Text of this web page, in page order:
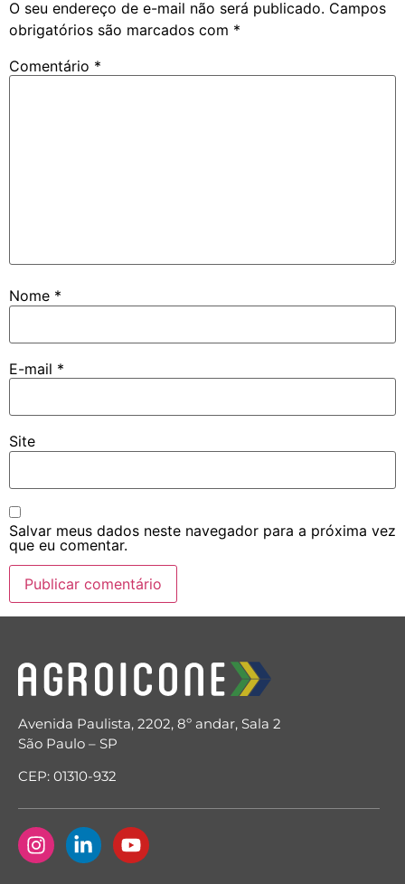
O seu endereço de e-mail não será publicado. Campos
obrigatórios são marcados com *
Comentário *
Nome *
E-mail *
Site
Salvar meus dados neste navegador para a próxima vez
que eu comentar.
Avenida Paulista, 2202, 8º andar, Sala 2
São Paulo – SP
CEP: 01310-932